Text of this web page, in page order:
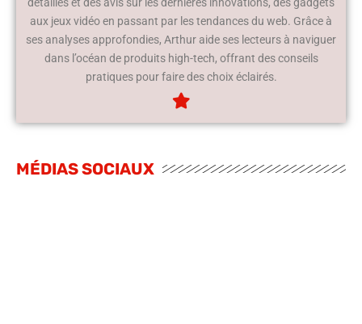
aux jeux vidéo en passant par les tendances du web. Grâce à
ses analyses approfondies, Arthur aide ses lecteurs à naviguer
dans l’océan de produits high-tech, offrant des conseils
pratiques pour faire des choix éclairés.
MÉDIAS SOCIAUX